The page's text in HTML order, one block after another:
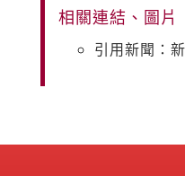
相關連結、圖片
引用新聞：